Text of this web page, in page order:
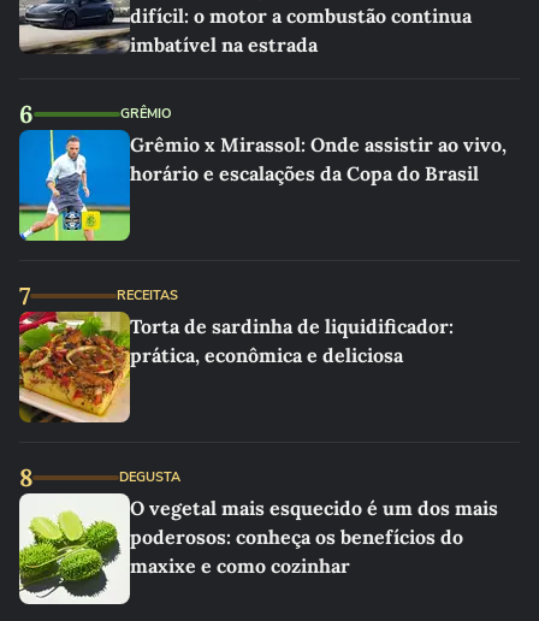
difícil: o motor a combustão continua
imbatível na estrada
6 GRÊMIO
Grêmio x Mirassol: Onde assistir ao vivo,
horário e escalações da Copa do Brasil
7 RECEITAS
Torta de sardinha de liquidificador:
prática, econômica e deliciosa
8 DEGUSTA
O vegetal mais esquecido é um dos mais
poderosos: conheça os benefícios do
maxixe e como cozinhar